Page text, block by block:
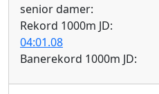
senior damer:
Rekord 1000m JD:
04:01.08
Banerekord 1000m JD: